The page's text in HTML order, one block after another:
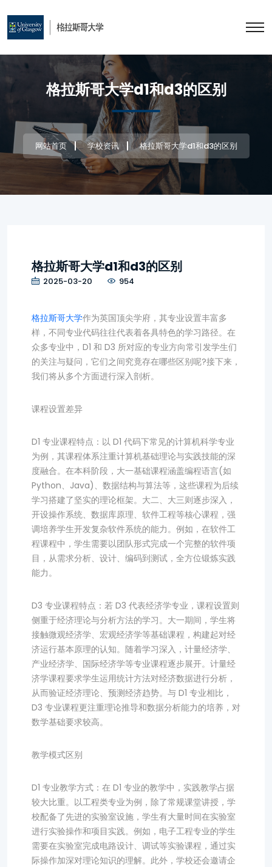
格拉斯哥大学d1和d3的区别
网站首页 学校资讯 格拉斯哥大学d1和d3的区别
格拉斯哥大学d1和d3的区别
2025-03-20 954
格拉斯哥大学作为英国顶尖学府，其专业设置丰富多
样，不同专业代码往往代表着各具特色的学习路径。在
众多专业中，D1 和 D3 所对应的专业方向常引发学生们
的关注与疑问，它们之间究竟存在哪些区别呢?接下来，
我们将从多个方面进行深入剖析。
课程设置差异
D1 专业课程特点：以 D1 代码下常见的计算机科学专业
为例，其课程体系注重计算机基础理论与实践技能的深
度融合。在本科阶段，大一基础课程涵盖编程语言(如
Python、Java)、数据结构与算法等，这些课程为后续
学习搭建了坚实的理论框架。大二、大三则逐步深入，
开设操作系统、数据库原理、软件工程等核心课程，强
调培养学生开发复杂软件系统的能力。例如，在软件工
程课程中，学生需要以团队形式完成一个完整的软件项
目，从需求分析、设计、编码到测试，全方位锻炼实践
能力。
D3 专业课程特点：若 D3 代表经济学专业，课程设置则
侧重于经济理论与分析方法的学习。大一期间，学生将
接触微观经济学、宏观经济学等基础课程，构建起对经
济运行基本原理的认知。随着学习深入，计量经济学、
产业经济学、国际经济学等专业课程逐步展开。计量经
济学课程要求学生运用统计方法对经济数据进行分析，
从而验证经济理论、预测经济趋势。与 D1 专业相比，
D3 专业课程更注重理论推导和数据分析能力的培养，对
数学基础要求较高。
教学模式区别
D1 专业教学方式：在 D1 专业的教学中，实践教学占据
较大比重。以工程类专业为例，除了常规课堂讲授，学
校配备了先进的实验室设施，学生有大量时间在实验室
进行实验操作和项目实践。例如，电子工程专业的学生
需要在实验室完成电路设计、调试等实验课程，通过实
际操作加深对理论知识的理解。此外，学校还会邀请企